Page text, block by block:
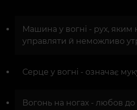
Машина у вогні - рух, яким
управляти й неможливо
Серце у вогні - означає
Вогонь на ногах - любов